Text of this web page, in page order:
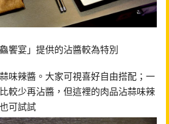
饗宴」提供的沾醬較為特別
味辣醬。大家可視喜好自由搭配；一
較少再沾醬，但這裡的肉品沾蒜味辣
可試試